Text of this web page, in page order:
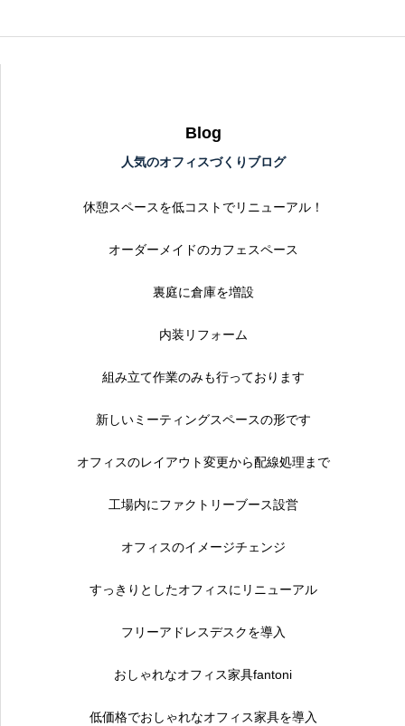
Blog
人気のオフィスづくりブログ
休憩スペースを低コストでリニューアル！
オーダーメイドのカフェスペース
裏庭に倉庫を増設
内装リフォーム
組み立て作業のみも行っております
新しいミーティングスペースの形です
オフィスのレイアウト変更から配線処理まで
工場内にファクトリーブース設営
オフィスのイメージチェンジ
すっきりとしたオフィスにリニューアル
フリーアドレスデスクを導入
おしゃれなオフィス家具fantoni
低価格でおしゃれなオフィス家具を導入